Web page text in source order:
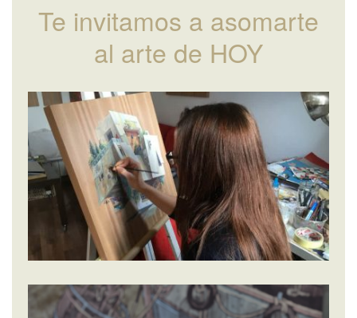
Te invitamos a asomarte
al arte de HOY